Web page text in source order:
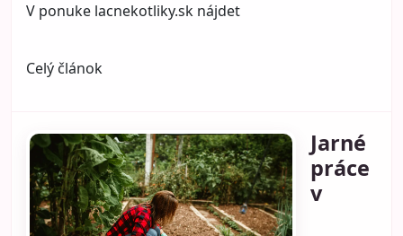
V ponuke lacnekotliky.sk nájdet
Celý článok
Jarné
práce
v